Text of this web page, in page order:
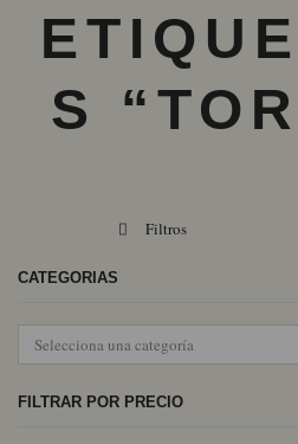
S
Filtros
CATEGORÍAS
FILTRAR POR PRECIO